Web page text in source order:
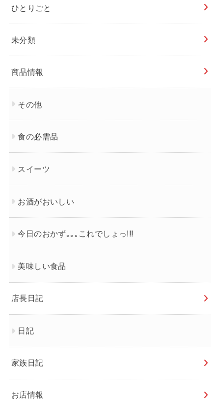
ひとりごと
未分類
商品情報
その他
食の必需品
スイーツ
お酒がおいしい
今日のおかず｡｡｡これでしょっ!!!
美味しい食品
店長日記
日記
家族日記
お店情報